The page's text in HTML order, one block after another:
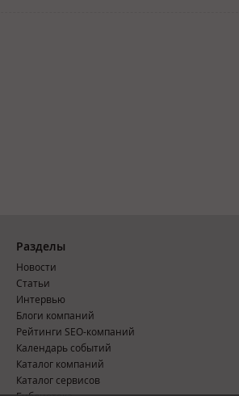
Разделы
Новости
Статьи
Интервью
Блоги компаний
Рейтинги SEO-компаний
Календарь событий
Каталог компаний
Каталог сервисов